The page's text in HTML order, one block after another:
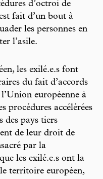
d’octroi de
fait d’un bout à
les personnes en
l’asile.
les exilé.e.s font
du fait d’accords
européenne à
procédures accélérées
des pays tiers
de leur droit de
par la
les exilé.e.s ont la
territoire européen,